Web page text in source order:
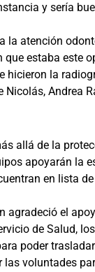
y sería
la atención
estaba este
hicieron la
Nicolás, Andrea
allá de la
apoyarán la
en lista
agradeció el
de Salud,
poder
voluntades